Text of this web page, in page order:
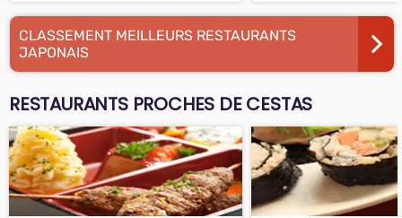
CLASSEMENT MEILLEURS RESTAURANTS
JAPONAIS
RESTAURANTS PROCHES DE CESTAS